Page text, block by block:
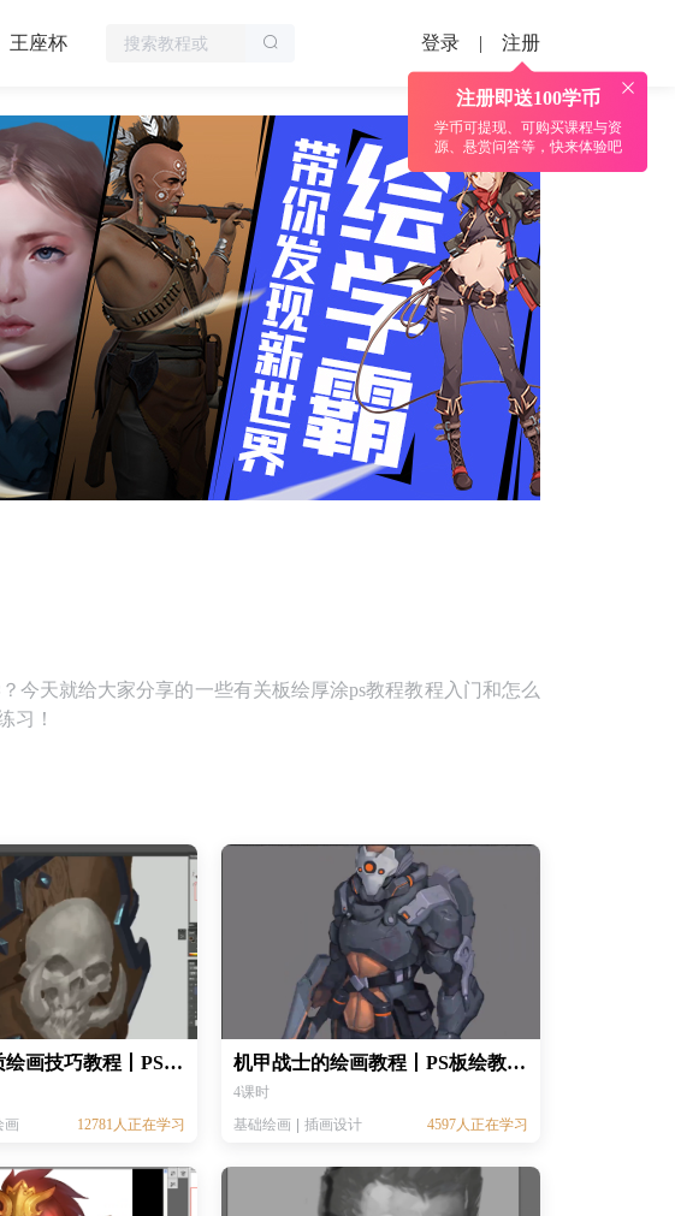
王座杯 登录 |
注册即送100学币
学币可提现、可购买课程与资
源、悬赏问答等，快来体验吧
注册
今天就给大家分享的一些有关板绘厚涂ps教程教程入门和怎么
习！
头骨木头材质绘画技巧教程丨PS板绘教程丨photoshop绘画教程
画 12781人正在学习
机甲战士的绘画教程丨PS板绘教程 丨CG绘画教程
4课时
基础绘画
插画设计 4597人正在学习